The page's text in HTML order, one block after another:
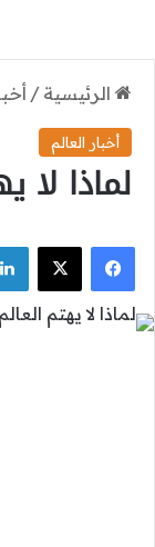
الرئيسية /
أخبار العالم
لماذا لا
فيسبوك
‫X